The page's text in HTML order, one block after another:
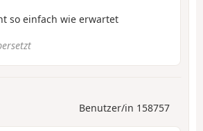
so einfach wie erwartet
Benutzer/in 158757